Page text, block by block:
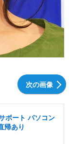
次の画像
ポート パソコン
帰あり